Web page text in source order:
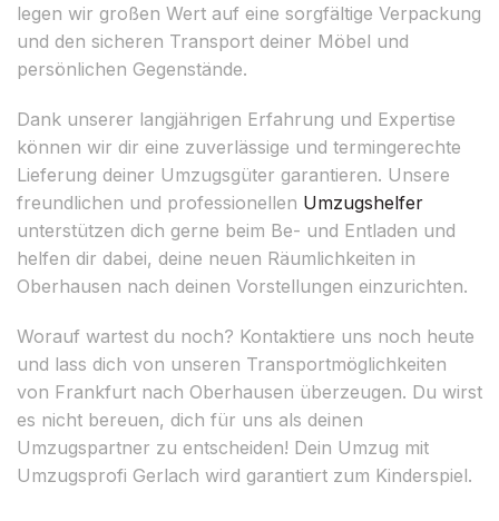
legen wir großen Wert auf eine sorgfältige Verpackung
und den sicheren Transport deiner Möbel und
persönlichen Gegenstände.
Dank unserer langjährigen Erfahrung und Expertise
können wir dir eine zuverlässige und termingerechte
Lieferung deiner Umzugsgüter garantieren. Unsere
freundlichen und professionellen Umzugshelfer
unterstützen dich gerne beim Be- und Entladen und
helfen dir dabei, deine neuen Räumlichkeiten in
Oberhausen nach deinen Vorstellungen einzurichten.
Worauf wartest du noch? Kontaktiere uns noch heute
und lass dich von unseren Transportmöglichkeiten
von Frankfurt nach Oberhausen überzeugen. Du wirst
es nicht bereuen, dich für uns als deinen
Umzugspartner zu entscheiden! Dein Umzug mit
Umzugsprofi Gerlach wird garantiert zum Kinderspiel.